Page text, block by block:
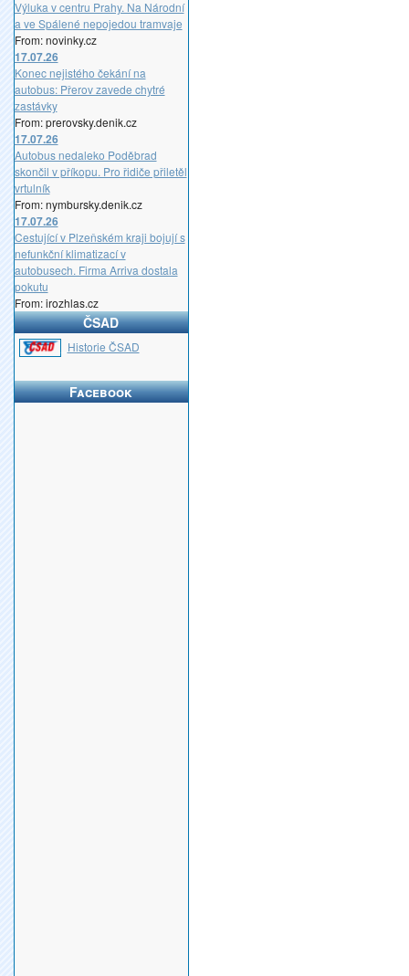
Výluka v centru Prahy. Na Národní
a ve Spálené nepojedou tramvaje
From: novinky.cz
17.07.26
Konec nejistého čekání na
autobus: Přerov zavede chytré
zastávky
From: prerovsky.denik.cz
17.07.26
Autobus nedaleko Poděbrad
skončil v příkopu. Pro řidiče přiletěl
vrtulník
From: nymbursky.denik.cz
17.07.26
Cestující v Plzeňském kraji bojují s
nefunkční klimatizací v
autobusech. Firma Arriva dostala
pokutu
From: irozhlas.cz
ČSAD
Historie ČSAD
Facebook